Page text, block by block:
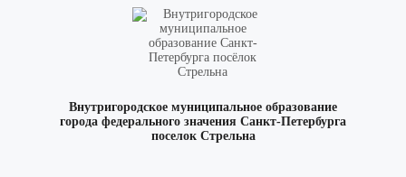
Внутригородское муниципальное образование
города федерального значения Санкт-Петербурга
поселок Стрельна